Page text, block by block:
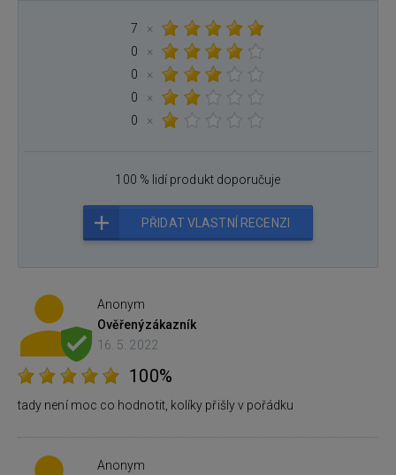
7
×
0
×
0
×
0
×
0
×
100 % lidí produkt doporučuje
PŘIDAT VLASTNÍ RECENZI
Anonym
Ověřenýzákazník
16. 5. 2022
100%
tady není moc co hodnotit, kolíky přišly v pořádku
Anonym